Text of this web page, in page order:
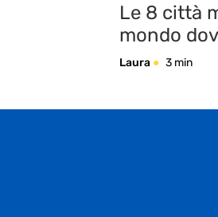
Le 8 città
mondo
Laura 3 min